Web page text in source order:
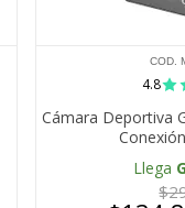
COD.
4.8
Cámara Deportiva
Llega